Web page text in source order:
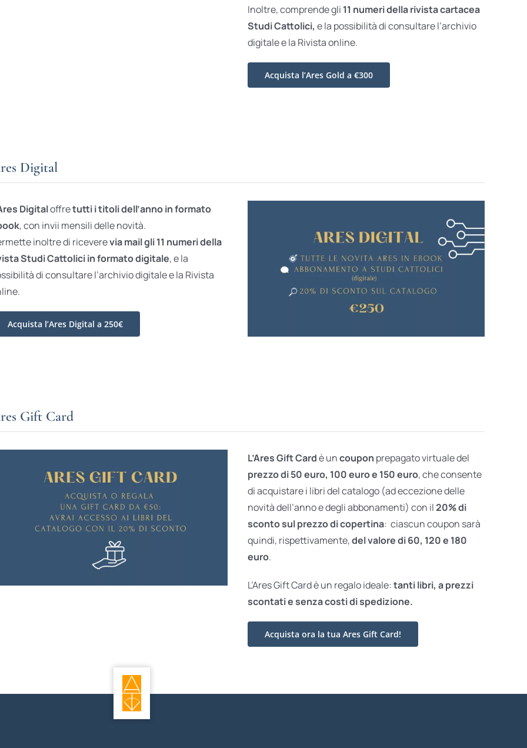
Inoltre, comprende gli 11 numeri della rivista cartacea
Studi Cattolici, e la possibilità di consultare l’archivio
digitale e la Rivista online.
Acquista l’Ares Gold a €300
Digital
Digitaloffretutti i titoli dell’anno in formato
, con invii mensili delle novità.
inoltre di riceverevia mail gli 11 numeri della
Studi Cattolici in formato digitale, e la
di consultare l’archivio digitale e la Rivista
Acquista l’Ares Digital a 250€
Gift Card
L’Ares Gift Cardè uncoupon prepagato virtuale del
prezzo di 50 euro, 100 euro e 150 euro, che consente
di acquistare i libri del catalogo (ad eccezione delle
novità dell’anno e degli abbonamenti) con il20% di
sconto sul prezzo di copertina: ciascun coupon sarà
quindi, rispettivamente,del valore di 60, 120 e 180
euro.
L’Ares Gift Card è un regalo ideale: tanti libri, a prezzi
scontati esenza costi di spedizione.
Acquista ora la tua Ares Gift Card!